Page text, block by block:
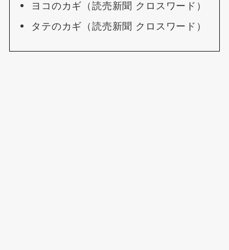
ヨコのカギ（読売新聞 クロスワード）
タテのカギ（読売新聞 クロスワード）